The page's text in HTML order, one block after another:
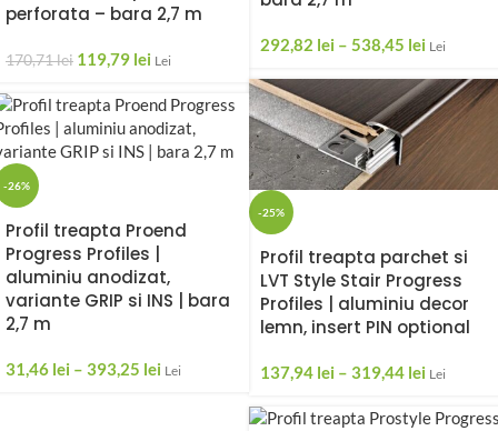
292,82 lei – 538,45 lei Lei
perforata – bara 2,7 m
170,71lei 119,79 lei Lei
-25%
Profil treapta parchet si
LVT Style Stair Progress
Profiles | aluminiu decor
lemn, insert PIN optional
137,94 lei – 319,44 lei Lei
-26%
Profil treapta Proend
Progress Profiles |
aluminiu anodizat,
variante GRIP si INS | bara
2,7 m
31,46 lei – 393,25 lei Lei